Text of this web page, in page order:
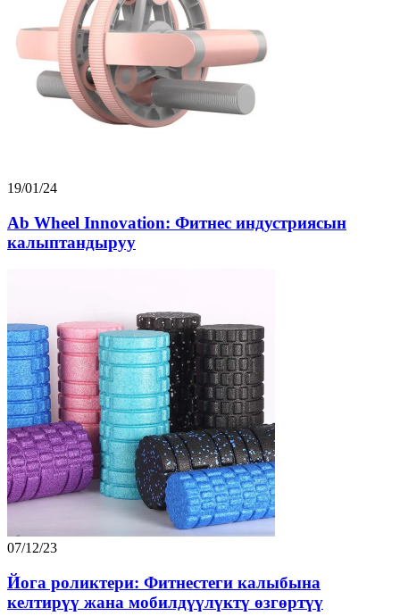
19/01/24
Ab Wheel Innovation: Фитнес индустриясын
калыптандыруу
07/12/23
Йога роликтери: Фитнестеги калыбына
келтирүү жана мобилдүүлүктү өзгөртүү